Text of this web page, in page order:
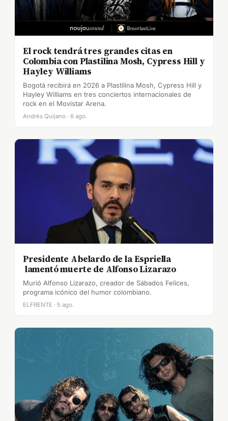
El rock tendrá tres grandes citas en
Colombia con Plastilina Mosh, Cypress Hill y
Hayley Williams
Bogotá recibirá en 2026 a Plastilina Mosh, Cypress Hill y
Hayley Williams en tres conciertos internacionales de
rock en el Movistar Arena.
Andrés Quijano · 6 ago.
Presidente Abelardo de la Espriella
lamentó muerte de Alfonso Lizarazo
Murió Alfonso Lizarazo, creador de Sábados Felices,
programa icónico del humor colombiano.
ELFRENTE · 5 ago.